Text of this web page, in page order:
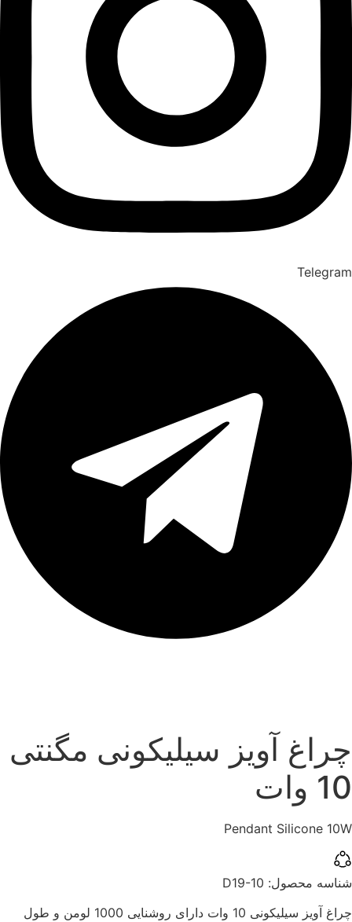
Telegram
چراغ آویز سیلیکونی مگنتی
10 وات
Pendant Silicone 10W
شناسه محصول:‌ ‌D19-10
چراغ آویز سیلیکونی 10 وات دارای روشنایی 1000 لومن و طول